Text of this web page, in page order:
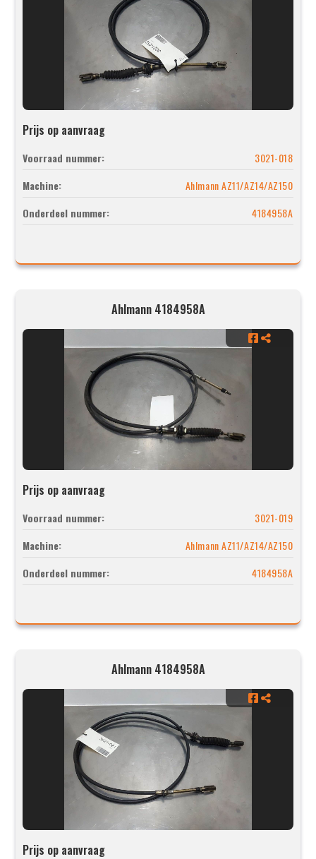
Prijs op aanvraag
Voorraad nummer:
3021-018
Machine:
Ahlmann AZ11/AZ14/AZ150
Onderdeel nummer:
4184958A
Ahlmann 4184958A
Prijs op aanvraag
Voorraad nummer:
3021-019
Machine:
Ahlmann AZ11/AZ14/AZ150
Onderdeel nummer:
4184958A
Ahlmann 4184958A
Prijs op aanvraag